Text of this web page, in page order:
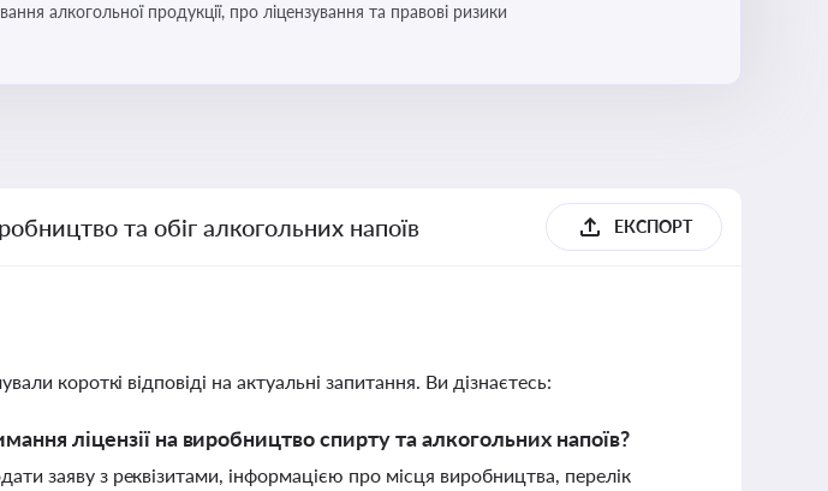
алкогольної продукції, про ліцензування та правові ризики
та обіг алкогольних напоїв ЕКСПОРТ
короткі відповіді на актуальні запитання. Ви дізнаєтесь:
ліцензії на виробництво спирту та алкогольних напоїв?
заяву з реквізитами, інформацією про місця виробництва, перелік